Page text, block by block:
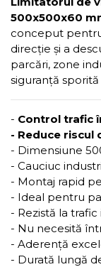
500x500x60
conceput
direcție și a
parcări, zone
siguranță
- Control trafic
- Reduce riscul
- Dimensiune
- Cauciuc
- Montaj rapid
- Ideal pentru
- Rezistă la
- Nu necesită
- Aderență
- Durată lungă